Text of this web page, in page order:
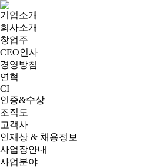
기업소개
회사소개
창업주
CEO인사
경영방침
연혁
CI
인증&수상
조직도
고객사
인재상 & 채용정보
사업장안내
사업분야